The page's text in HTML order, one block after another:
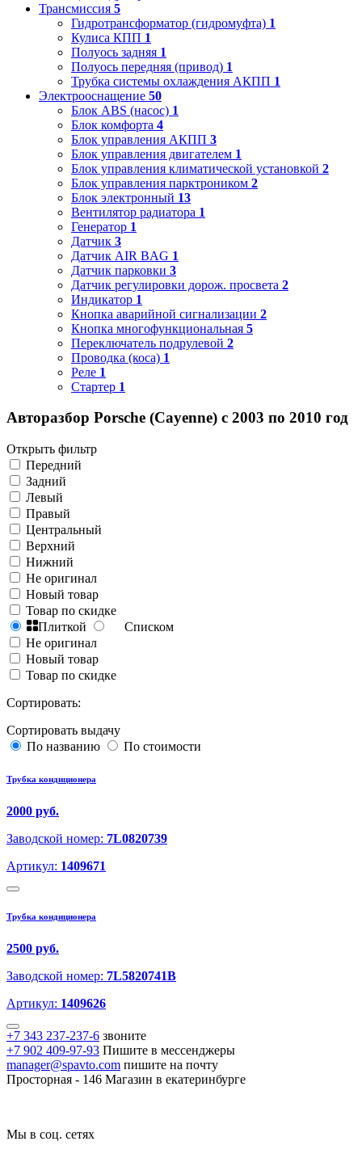
Трансмиссия 5
Гидротрансформатор (гидромуфта) 1
Кулиса КПП 1
Полуось задняя 1
Полуось передняя (привод) 1
Трубка системы охлаждения АКПП 1
Электрооснащение 50
Блок ABS (насос) 1
Блок комфорта 4
Блок управления АКПП 3
Блок управления двигателем 1
Блок управления климатической установкой 2
Блок управления парктроником 2
Блок электронный 13
Вентилятор радиатора 1
Генератор 1
Датчик 3
Датчик AIR BAG 1
Датчик парковки 3
Датчик регулировки дорож. просвета 2
Индикатор 1
Кнопка аварийной сигнализации 2
Кнопка многофункциональная 5
Переключатель подрулевой 2
Проводка (коса) 1
Реле 1
Стартер 1
Авторазбор Porsche (Cayenne) с 2003 по 2010 год
Открыть фильтр
Передний
Задний
Левый
Правый
Центральный
Верхний
Нижний
Не оригинал
Новый товар
Товар по скидке
Плиткой
Списком
Не оригинал
Новый товар
Товар по скидке
Сортировать:
Сортировать выдачу
По названию
По стоимости
Трубка кондиционера
2000 руб.
Заводской номер: 7L0820739
Артикул: 1409671
Трубка кондиционера
2500 руб.
Заводской номер: 7L5820741B
Артикул: 1409626
+7 343 237-237-6 звоните
+7 902 409-97-93 Пишите в мессенджеры
manager@spavto.com пишите на почту
Просторная - 146 Магазин в екатеринбурге
Мы в соц. сетях